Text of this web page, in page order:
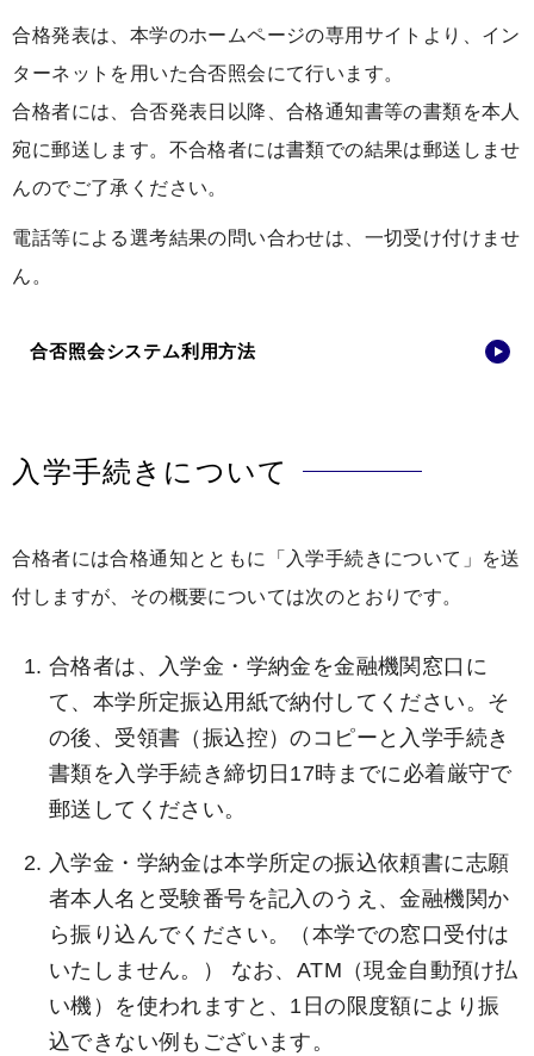
合格発表は、本学のホームページの専用サイトより、イン
ターネットを用いた合否照会にて行います。
合格者には、合否発表日以降、合格通知書等の書類を本人
宛に郵送します。不合格者には書類での結果は郵送しませ
んのでご了承ください。
電話等による選考結果の問い合わせは、一切受け付けませ
ん。
合否照会システム利用方法
入学手続きについて
合格者には合格通知とともに「入学手続きについて」を送
付しますが、その概要については次のとおりです。
合格者は、入学金・学納金を金融機関窓口に
て、本学所定振込用紙で納付してください。そ
の後、受領書（振込控）のコピーと入学手続き
書類を入学手続き締切日17時までに必着厳守で
郵送してください。
入学金・学納金は本学所定の振込依頼書に志願
者本人名と受験番号を記入のうえ、金融機関か
ら振り込んでください。（本学での窓口受付は
いたしません。） なお、ATM（現金自動預け払
い機）を使われますと、1日の限度額により振
込できない例もございます。